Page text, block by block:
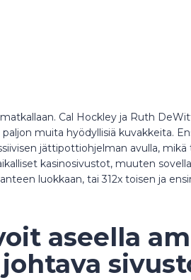
Cal Hockley ja Ruth
muita hyödyllisiä kuvakkeita.
jättipottiohjelman avulla, mikä
kasinosivustot, muuten
luokkaan, tai 312x toisen ja
aseella